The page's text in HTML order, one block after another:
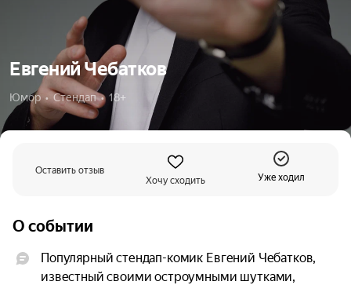
Евгений Чебатков
Юмор  •  Стендап  •  18+
Оставить отзыв
Хочу сходить
Уже ходил
О событии
Популярный стендап-комик Евгений Чебатков,
известный своими остроумными шутками,